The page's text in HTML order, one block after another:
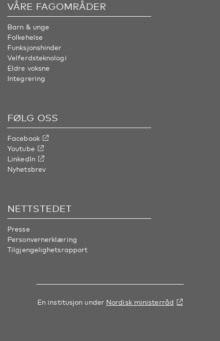
VÅRE FAGOMRÅDER
Barn & unge
Folkehelse
Funksjonshinder
Velferdsteknologi
Eldre voksne
Integrering
FØLG OSS
Facebook
Youtube
LinkedIn
Nyhetsbrev
NETTSTEDET
Presse
Personvernerklæring
Tilgjengelighetsrapport
En institusjon under Nordisk ministerråd